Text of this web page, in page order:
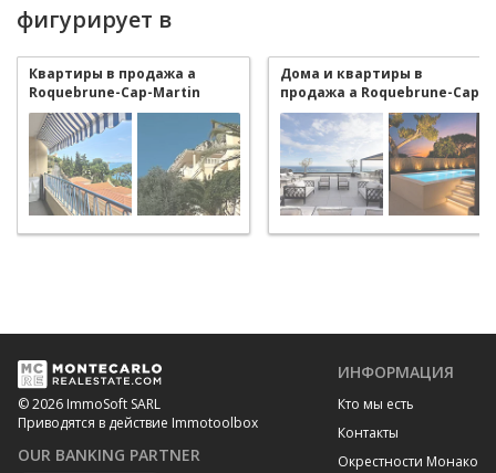
фигурирует в
Квартиры в продажа a
Roquebrune-Cap-Martin
Дома и квартиры в
продажа a Roquebrune-Cap-
Martin
© 2026 ImmoSoft SARL
Приводятся в действие Immotoolbox
OUR BANKING PARTNER
ИНФОРМАЦИЯ
Кто мы есть
Контакты
Окрестности Монако